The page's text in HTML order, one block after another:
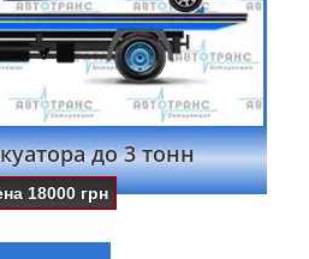
до 3 тонн
18000 грн